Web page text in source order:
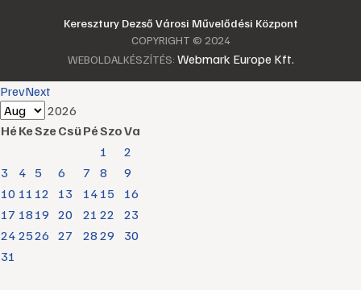
Keresztury Dezső Városi Művelődési Központ
COPYRIGHT © 2024
WEBOLDALKÉSZÍTÉS: Webmark Europe Kft.
PrevNext
2026
HéKeSzeCsüPéSzoVa
1
2
3
4 5 6 7 8
9
10 11 12 13 14 15
16
17 18 19 20 21 22
23
24 2526 27 28 29
30
31